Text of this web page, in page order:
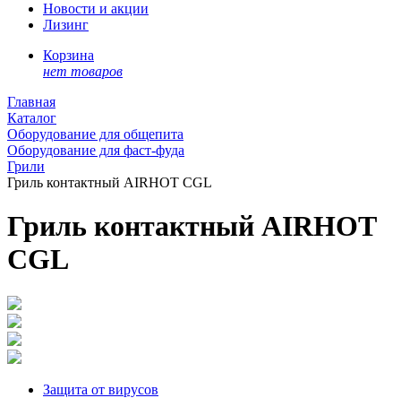
Новости и акции
Лизинг
Корзина
нет товаров
Главная
Каталог
Оборудование для общепита
Оборудование для фаст-фуда
Грили
Гриль контактный AIRHOT CGL
Гриль контактный AIRHOT
CGL
Защита от вирусов